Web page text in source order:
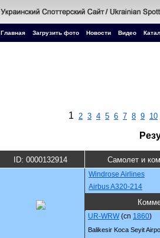
Главная Загрузить фото Новости Видео
1 2 3 4 5 6 7 8 9 10
ID: 0000132914 Самолет и
Windrose Airlines
Airbus A320-214
UR-WRW (cn 1860)
Balikesir Koca Seyit